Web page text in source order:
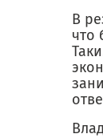
В
что